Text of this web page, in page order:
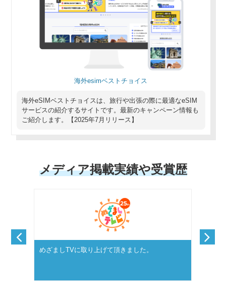
海外esimベストチョイス
海外eSIMベストチョイスは、旅行や出張の際に最適なeSIM
サービスの紹介するサイトです。最新のキャンペーン情報も
ご紹介します。【2025年7月リリース】
メディア掲載実績や受賞歴
めざましTVに取り上げて頂きました。